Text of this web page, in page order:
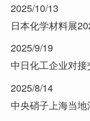
2025/10/13
日本化学材料展
2025/9/19
中日化工企业对
2025/8/14
中央硝子上海当